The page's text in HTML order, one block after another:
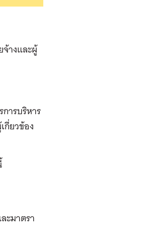
างและผู้
ารบริหาร
กี่ยวข้อง
ะมาตรา